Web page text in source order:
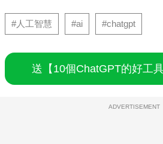
#人工智慧 #ai #chatgpt
送【10個ChatGPT的好工
ADVERTISEMENT